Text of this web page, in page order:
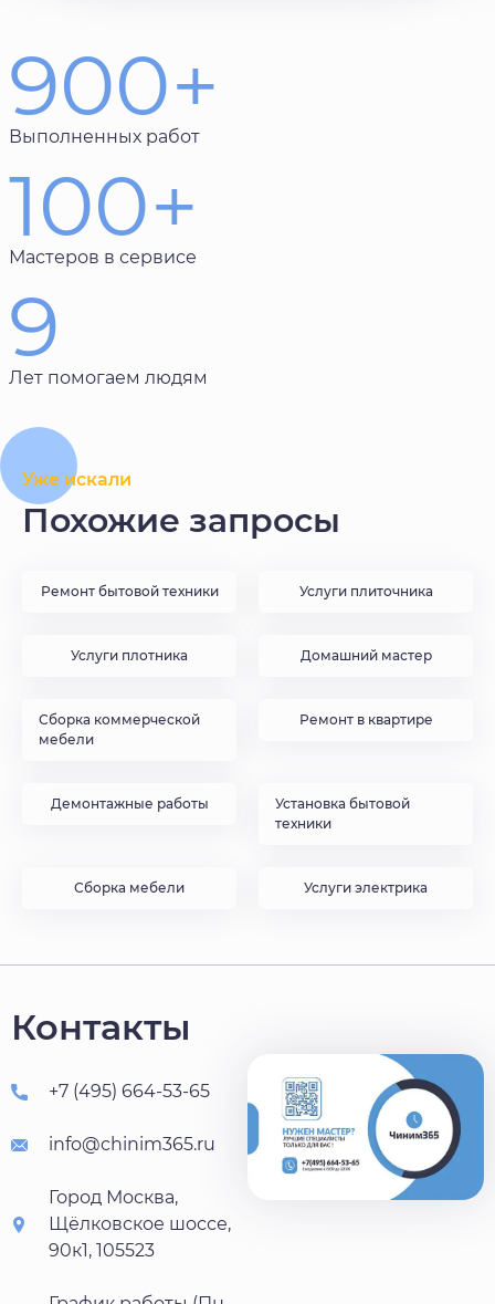
900+
Выполненных работ
100+
Мастеров в сервисе
9
Лет помогаем людям
Уже искали
Похожие запросы
Ремонт бытовой техники Услуги плиточника
Услуги плотника Домашний мастер
Сборка коммерческой
мебели
Ремонт в квартире
Демонтажные работы
Установка бытовой
техники
Сборка мебели Услуги электрика
Контакты
+7 (495) 664-53-65
info@chinim365.ru
Город Москва,
Щёлковское шоссе,
90к1, 105523